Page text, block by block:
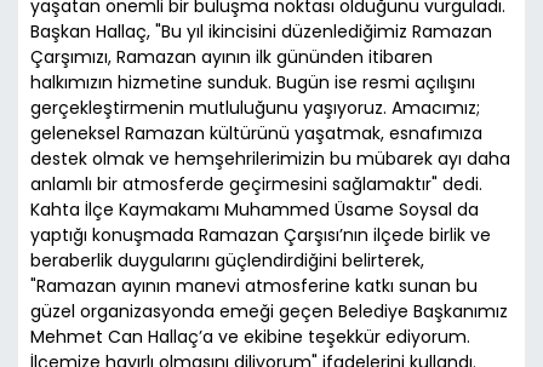
yaşatan önemli bir buluşma noktası olduğunu vurguladı.
Başkan Hallaç, "Bu yıl ikincisini düzenlediğimiz Ramazan
Çarşımızı, Ramazan ayının ilk gününden itibaren
halkımızın hizmetine sunduk. Bugün ise resmi açılışını
gerçekleştirmenin mutluluğunu yaşıyoruz. Amacımız;
geleneksel Ramazan kültürünü yaşatmak, esnafımıza
destek olmak ve hemşehrilerimizin bu mübarek ayı daha
anlamlı bir atmosferde geçirmesini sağlamaktır" dedi.
Kahta İlçe Kaymakamı Muhammed Üsame Soysal da
yaptığı konuşmada Ramazan Çarşısı’nın ilçede birlik ve
beraberlik duygularını güçlendirdiğini belirterek,
"Ramazan ayının manevi atmosferine katkı sunan bu
güzel organizasyonda emeği geçen Belediye Başkanımız
Mehmet Can Hallaç’a ve ekibine teşekkür ediyorum.